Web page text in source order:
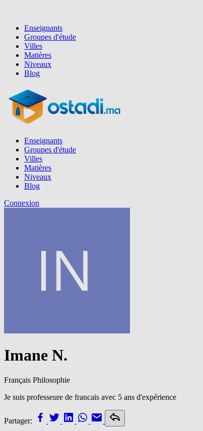
Enseignants
Groupes d'étude
Villes
Matières
Niveaux
Blog
Enseignants
Groupes d'étude
Villes
Matières
Niveaux
Blog
Connexion
Imane N.
Français Philosophie
Je suis professeure de francais avec 5 ans d'expérience
Partager: